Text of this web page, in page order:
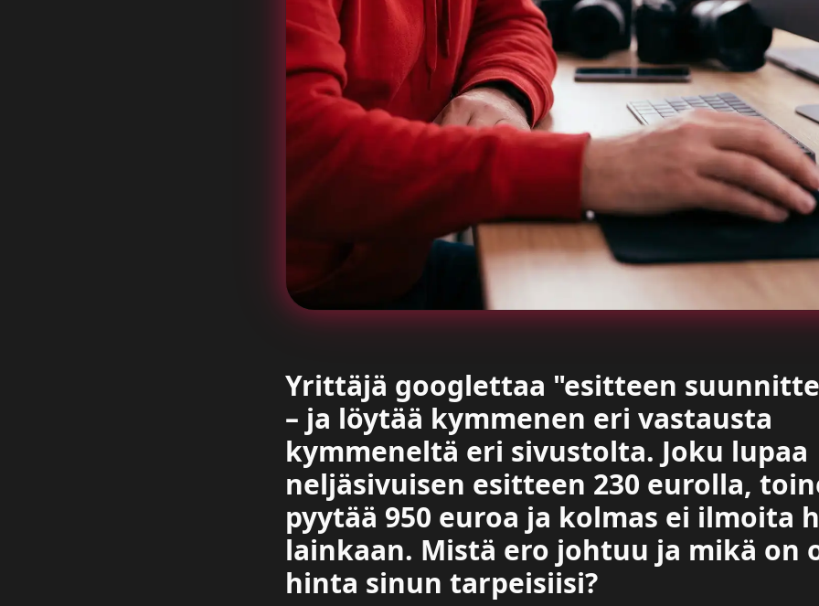
Yrittäjä googlettaa "esitteen
– ja löytää kymmenen eri vastausta
kymmeneltä eri sivustolta. Joku lupaa
neljäsivuisen esitteen 230 eurolla,
pyytää 950 euroa ja kolmas ei ilmoita
lainkaan. Mistä ero johtuu ja mikä on
hinta sinun tarpeisiisi?